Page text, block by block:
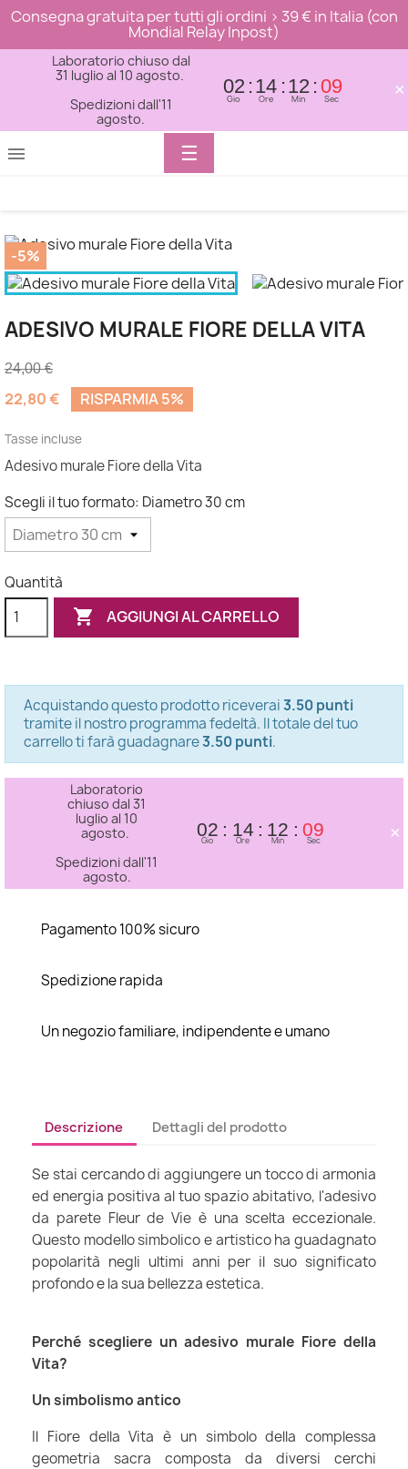
Consegna gratuita per tutti gli ordini > 39 € in Italia (con
Mondial Relay Inpost)
Laboratorio chiuso dal
31 luglio al 10 agosto.
Spedizioni dall'11
agosto.
02
Gio
14
Ore
12
Min
09
Sec ×
 Toggle
navigation
☰
-5%
ADESIVO MURALE FIORE DELLA VITA
24,00 €
22,80 € RISPARMIA 5%
Tasse incluse
Adesivo murale Fiore della Vita
Scegli il tuo formato: Diametro 30 cm
Quantità
 AGGIUNGI AL CARRELLO
Acquistando questo prodotto riceverai3.50 punti
tramite il nostro programma fedeltà. Il totale del tuo
carrello ti farà guadagnare3.50 punti.
Laboratorio
chiuso dal 31
luglio al 10
agosto.
Spedizioni dall'11
agosto.
02
Gio
14
Ore
12
Min
09
Sec ×
Pagamento 100% sicuro
Spedizione rapida
Un negozio familiare, indipendente e umano
Descrizione Dettagli del prodotto
Se stai cercando di aggiungere un tocco di armonia
ed energia positiva al tuo spazio abitativo, l'adesivo
da parete Fleur de Vie è una scelta eccezionale.
Questo modello simbolico e artistico ha guadagnato
popolarità negli ultimi anni per il suo significato
profondo e la sua bellezza estetica.
Perché scegliere un adesivo murale Fiore della
Vita?
Un simbolismo antico
Il Fiore della Vita è un simbolo della complessa
geometria sacra composta da diversi cerchi